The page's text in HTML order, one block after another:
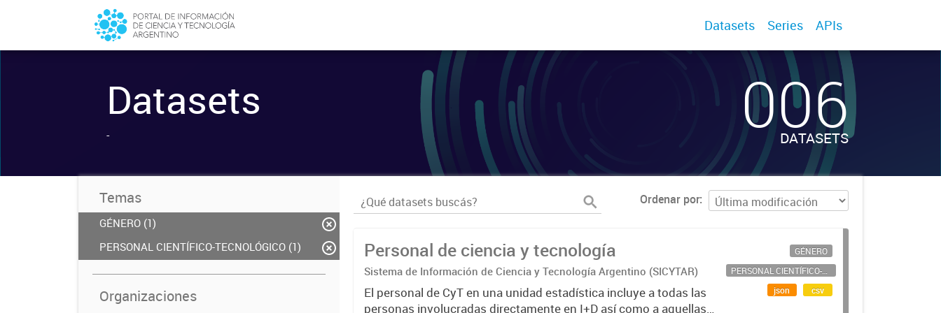
Datasets Series APIs
Datasets
- 006
DATASETS
Temas
GÉNERO (1)
PERSONAL CIENTÍFICO-TECNOLÓGICO (1)
Organizaciones
Ordenar por
Personal de ciencia y tecnología
Sistema de Información de Ciencia y Tecnología Argentino (SICYTAR)
El personal de CyT en una unidad estadística incluye a todas las
personas involucradas directamente en I+D así como a aquellas
GÉNERO
PERSONAL CIENTÍFICO-TECNOLÓGICO
json
csv